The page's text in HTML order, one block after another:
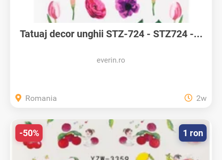
Tatuaj decor unghii STZ-724 - STZ724 -...
everin.ro
Romania 2w
1 ron
-50%